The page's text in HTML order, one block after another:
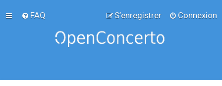
FAQ Connexion
S’enregistrer